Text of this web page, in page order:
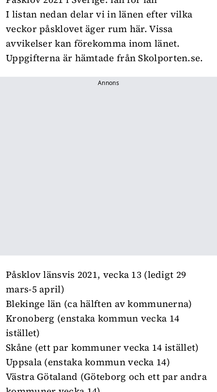
I listan nedan delar vi in länen efter vilka
veckor påsklovet äger rum här. Vissa
avvikelser kan förekomma inom länet.
Uppgifterna är hämtade frånSkolporten.se.
Annons
Påsklov länsvis 2021, vecka 13 (ledigt 29
mars-5 april)
Blekinge län (ca hälften av kommunerna)
Kronoberg (enstaka kommun vecka 14
istället)
Skåne (ett par kommuner vecka 14 istället)
Uppsala (enstaka kommun vecka 14)
Västra Götaland (Göteborg och ett par andra